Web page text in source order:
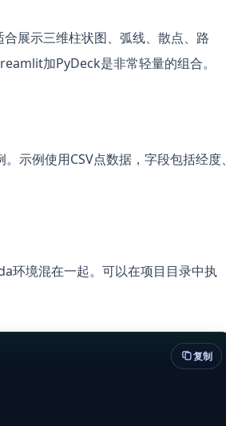
展示三维柱状图、弧线、散点、路
加PyDeck是非常轻量的组合。
示例使用CSV点数据，字段包括经度、
环境混在一起。可以在项目目录中执
复制